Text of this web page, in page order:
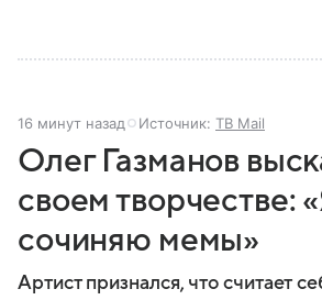
16 минут назад Источник: ТВ Mail
Олег Газманов
своем творчестве:
сочиняю мемы»
Артист признался, что считает